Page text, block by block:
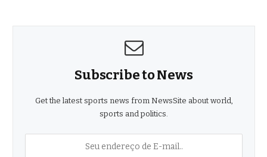
Subscribe to News
Get the latest sports news from NewsSite about world,
sports and politics.